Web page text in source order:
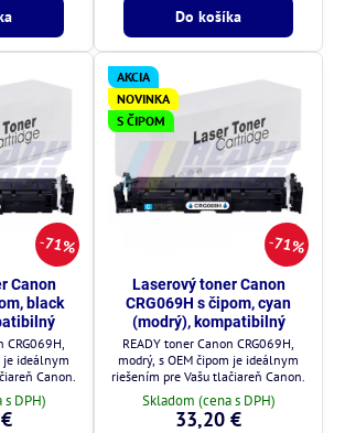
Do košíka
71%
Canon
black
CRG069H,
je ideálnym
Canon.
DPH)
71%
AKCIA
NOVINKA
S ČIPOM
Laserový toner Canon
CRG069H s čipom, cyan
(modrý), kompatibilný
READY toner Canon CRG069H,
modrý, s OEM čipom je ideálnym
riešením pre Vašu tlačiareň Canon.
Skladom (cena s DPH)
33,20 €